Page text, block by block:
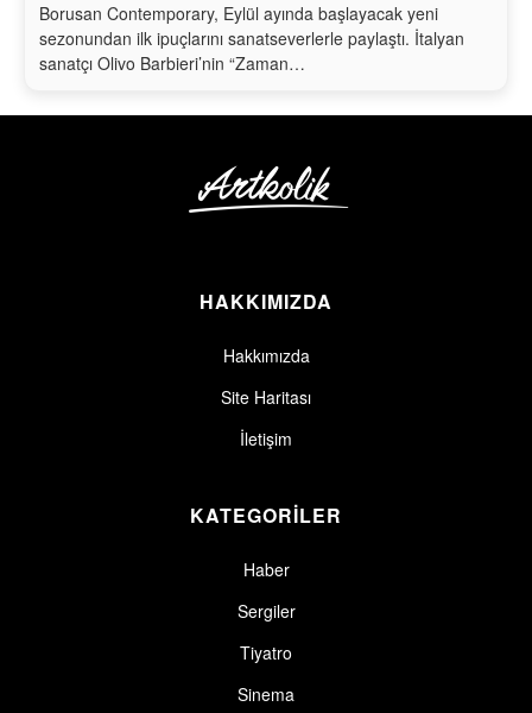
Borusan Contemporary, Eylül ayında başlayacak yeni
sezonundan ilk ipuçlarını sanatseverlerle paylaştı. İtalyan
sanatçı Olivo Barbieri’nin “Zaman…
HAKKIMIZDA
Hakkımızda
Site Haritası
İletişim
KATEGORİLER
Haber
Sergiler
Tiyatro
Sinema